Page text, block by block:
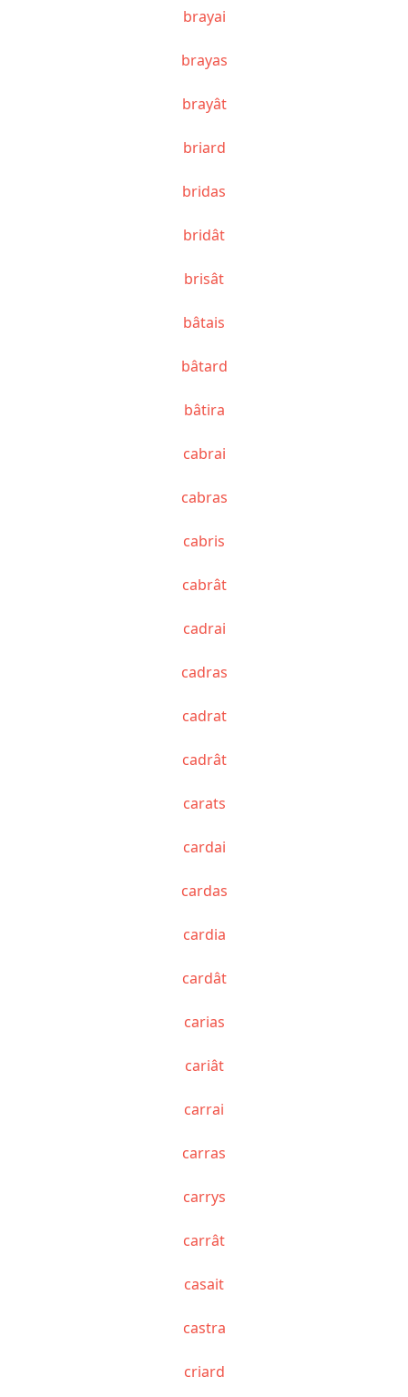
brayai
brayas
brayât
briard
bridas
bridât
brisât
bâtais
bâtard
bâtira
cabrai
cabras
cabris
cabrât
cadrai
cadras
cadrat
cadrât
carats
cardai
cardas
cardia
cardât
carias
cariât
carrai
carras
carrys
carrât
casait
castra
criard